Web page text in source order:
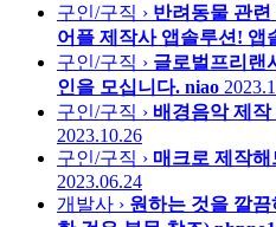
구인/구직 › 반려동물 관
어플 제작사 앱솔루션! 앱
구인/구직 › 글로벌프리랜
인을 모십니다. niao
구인/구직 › 배경음악 제
2023.10.26
구인/구직 › 매크로 제작
2023.06.24
개발사 › 원하는 것을 깔끔